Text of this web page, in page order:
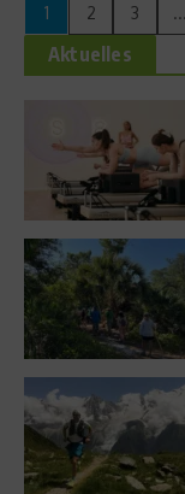
1 2 3 ...
Aktuelles